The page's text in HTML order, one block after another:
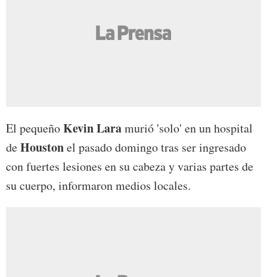
El pequeñoKevin Laramurió 'solo' en un hospital
deHoustonel pasado domingo tras ser ingresado
con fuertes lesiones en su cabeza y varias partes de
su cuerpo, informaron medios locales.